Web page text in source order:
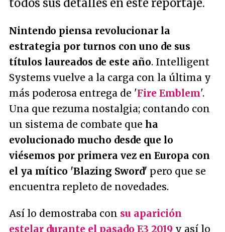
todos sus detalles en este reportaje.
Nintendo piensa revolucionar la
estrategia por turnos con uno de sus
títulos laureados de este año. Intelligent
Systems vuelve a la carga con la última y
más poderosa entrega de 'Fire Emblem'.
Una que rezuma nostalgia; contando con
un sistema de combate que ha
evolucionado mucho desde que lo
viésemos por primera vez en Europa con
el ya mítico 'Blazing Sword' pero que se
encuentra repleto de novedades.
Así lo demostraba con su aparición
estelar durante el pasado E3 2019 y así lo